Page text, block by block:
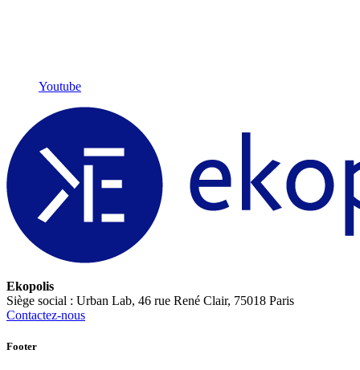
Youtube
Ekopolis
Siège social : Urban Lab, 46 rue René Clair, 75018 Paris
Contactez-nous
Footer